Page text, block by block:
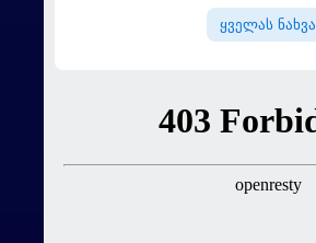
დამარცხდა
ყველას ნახვა